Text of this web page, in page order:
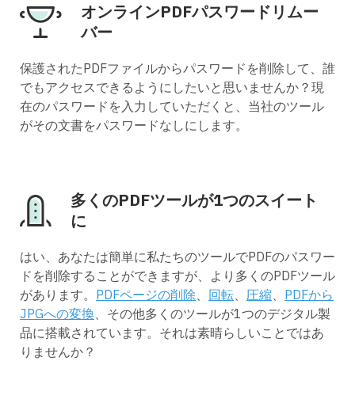
オンラインPDFパスワードリムー
バー
保護されたPDFファイルからパスワードを削除して、誰
でもアクセスできるようにしたいと思いませんか？現
在のパスワードを入力していただくと、当社のツール
がその文書をパスワードなしにします。
多くのPDFツールが1つのスイート
に
はい、あなたは簡単に私たちのツールでPDFのパスワー
ドを削除することができますが、より多くのPDFツール
があります。 PDFページの削除、 回転、 圧縮、 PDFから
JPGへの変換、その他多くのツールが1つのデジタル製
品に搭載されています。それは素晴らしいことではあ
りませんか？